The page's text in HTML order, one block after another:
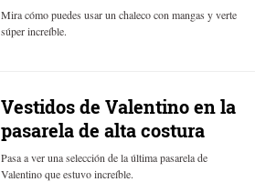
Mira cómo puedes usar un chaleco con mangas y verte
súper increíble.
Vestidos de Valentino en la
pasarela de alta costura
Pasa a ver una selección de la última pasarela de
Valentino que estuvo increíble.